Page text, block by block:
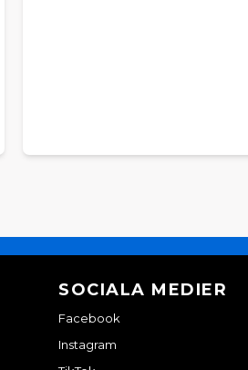
SOCIALA MEDIER
Facebook
Instagram